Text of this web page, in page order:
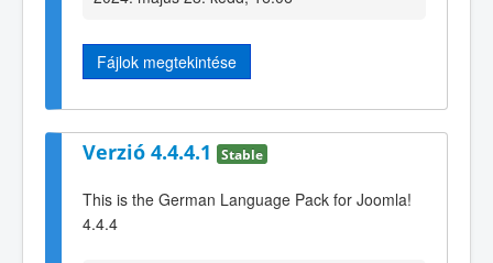
Fájlok megtekintése
Verzió 4.4.4.1 Stable
This is the German Language Pack for Joomla!
4.4.4